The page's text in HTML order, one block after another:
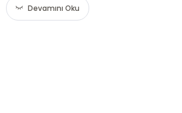
Devamını Oku